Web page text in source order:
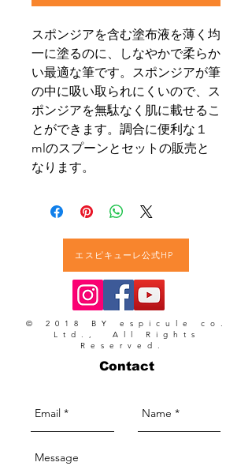
スポンジアを含む塗布液を薄く均
一に塗るのに、しなやかで柔らか
い最適な筆です。スポンジアが筆
の中に吸い取られにくいので、ス
ポンジアを無駄なく肌に載せるこ
とができます。調合に便利な１
mlのスプーンとセットの販売と
なります。
エスピキューレ公式HP
© 2018 BY espicule co.
Ltd., All Rights
Reserved.
Contact